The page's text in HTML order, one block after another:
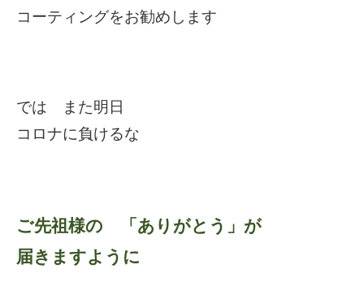
コーティングをお勧めします
では また明日
コロナに負けるな
ご先祖様の 「ありがとう」が
届きますように